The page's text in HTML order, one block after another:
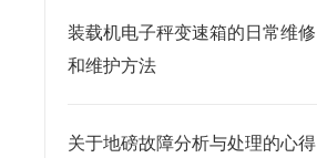
装载机电子秤变速箱的日常维修
和维护方法
关于地磅故障分析与处理的心得